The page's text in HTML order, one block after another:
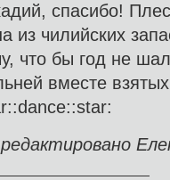
спасибо!
из чилийских
что бы год не
вместе